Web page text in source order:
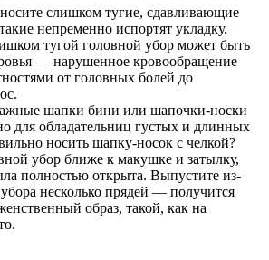
слишком тугие, сдавливающие
непременно испортят укладку.
тугой головной убор может быть
— нарушенное кровообращение
от головных болей до
шапки бини или шапочки-носки
для обладательниц густых и длинных
носить шапку-носок с челкой?
убор ближе к макушке и затылку,
полностью открыта. Выпустите из-
несколько прядей — получится
образ, такой, как на